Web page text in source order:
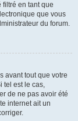
en tant que
que vous
du forum.
avant tout que votre
tel est le cas,
de ne pas avoir été
internet ait un